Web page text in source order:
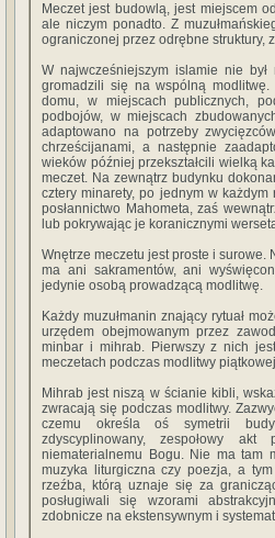
Meczet jest budowlą, jest miejscem
ale niczym ponadto. Z
ograniczonej przez odrębne struktury,
W najwcześniejszym islamie nie
gromadzili się na wspólną modlitwę.
domu, w miejscach publicznych,
podbojów, w miejscach
adaptowano na potrzeby
chrześcijanami, a następnie
wieków później przekształcili wielką
meczet. Na zewnątrz budynku
cztery minarety, po jednym w
posłannictwo Mahometa, zaś
lub pokrywając je koranicznymi
Wnętrze meczetu jest proste i surowe.
ma ani sakramentów, ani
jedynie osobą prowadzącą modlitwę.
Każdy muzułmanin znający rytuał
urzędem obejmowanym przez
minbar i mihrab. Pierwszy z nich
meczetach podczas modlitwy
Mihrab jest niszą w ścianie kibli,
zwracają się podczas modlitwy.
czemu określa oś symetrii
zdyscyplinowany, zespołowy
niematerialnemu Bogu. Nie ma tam
muzyka liturgiczna czy poezja, a
rzeźba, którą uznaje się za
posługiwali się wzorami
zdobnicze na ekstensywnym i